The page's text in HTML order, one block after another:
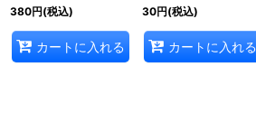
380円(税込)
カートに入れる
30円(税込)
カートに入れる